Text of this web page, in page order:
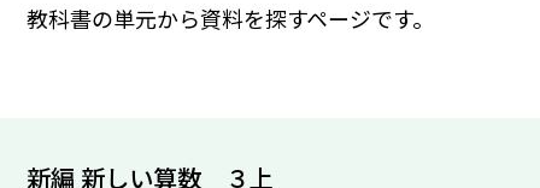
教科書の単元から資料を探すページです。
新編 新しい算数 ３上